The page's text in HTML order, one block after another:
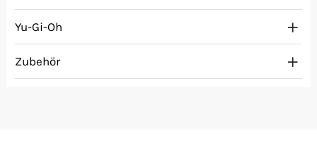
Yu-Gi-Oh
Zubehör